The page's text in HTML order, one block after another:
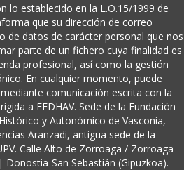
lo establecido en la L.O.15/1999 de
que su dirección de correo
de datos de carácter personal que nos
parte de un fichero cuya finalidad es
profesional, así como la gestión
En cualquier momento, puede
comunicación escrita con la
a FEDHAV. Sede de la Fundación
y Autonómico de Vasconia,
Aranzadi, antigua sede de la
Calle Alto de Zorroaga / Zorroaga
Donostia-San Sebastián (Gipuzkoa).